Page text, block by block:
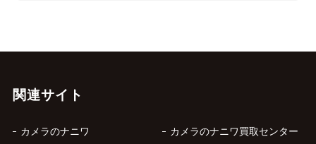
関連サイト
カメラのナニワ カメラのナニワ買取センター